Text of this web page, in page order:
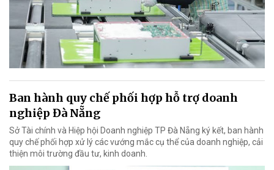
Ban hành quy chế phối hợp hỗ trợ doanh
nghiệp Đà Nẵng
Sở Tài chính và Hiệp hội Doanh nghiệp TP Đà Nẵng ký kết, ban hành
quy chế phối hợp xử lý các vướng mắc cụ thể của doanh nghiệp, cải
thiện môi trường đầu tư, kinh doanh.